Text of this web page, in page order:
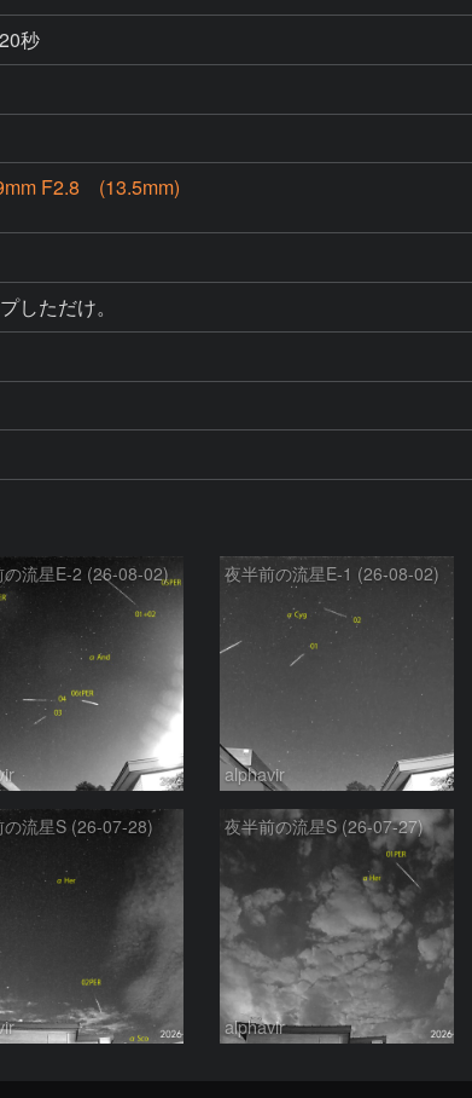
秒
F2.8 (13.5mm)
しただけ。
の流星E-2 (26-08-02) 夜半前の流星E-1 (26-08-02)
alphavir
の流星S (26-07-28) 夜半前の流星S (26-07-27)
alphavir